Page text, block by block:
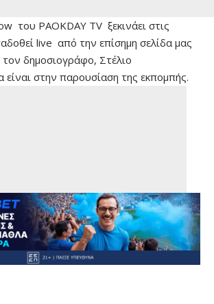
του PAOKDAY TV ξεκινάει στις
live από την επίσημη σελίδα μας
δημοσιογράφο, Στέλιο
στην παρουσίαση της εκπομπής.